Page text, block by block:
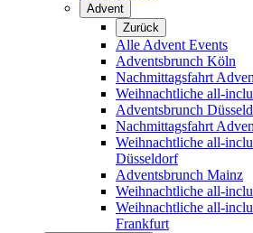
Advent
Zurück
Alle Advent Events
Adventsbrunch Köln
Nachmittagsfahrt
Weihnachtliche all-
Adventsbrunch
Nachmittagsfahrt
Weihnachtliche all-
Düsseldorf
Adventsbrunch Mainz
Weihnachtliche all-
Weihnachtliche all-
Frankfurt